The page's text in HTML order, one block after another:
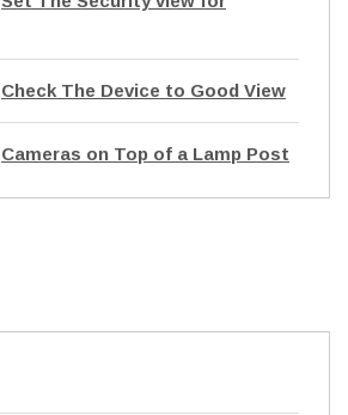
Check The Device to Good View
Cameras on Top of a Lamp Post